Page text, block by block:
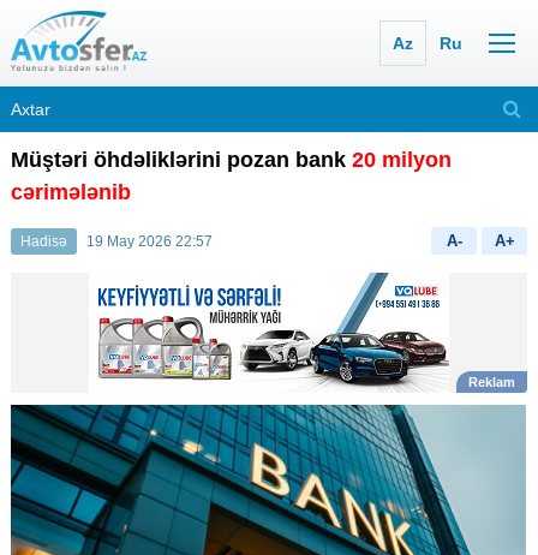
Az Ru
Müştəri öhdəliklərini pozan bank 20 milyon
cərimələnib
Hadisə 19 May 2026 22:57 A- A+